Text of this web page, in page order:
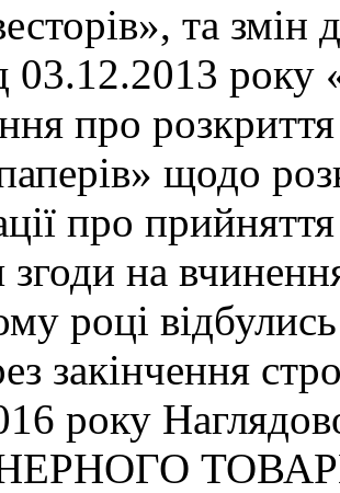
та
03.12.2013 року
про
щодо
про
згоди на
роцi
закiнчення
року